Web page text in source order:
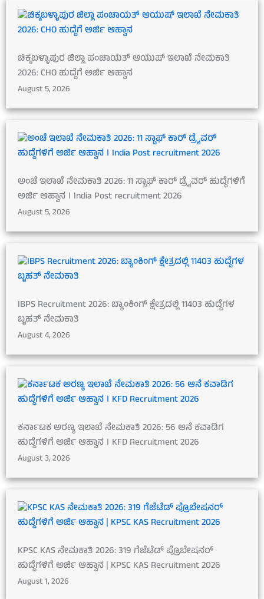
ಚಿಕ್ಕಬಳ್ಳಾಪುರ ಜಿಲ್ಲಾ ಪಂಚಾಯತ್ ಆಯುಷ್ ಇಲಾಖೆ ನೇಮಕಾತಿ
2026: CHO ಹುದ್ದೆಗೆ ಅರ್ಜಿ ಆಹ್ವಾನ
August 5, 2026
ಅಂಚೆ ಇಲಾಖೆ ನೇಮಕಾತಿ 2026: 11 ಸ್ಟಾಫ್ ಕಾರ್ ಡ್ರೈವರ್ ಹುದ್ದೆಗಳಿಗೆ
ಅರ್ಜಿ ಆಹ್ವಾನ । India Post recruitment 2026
August 5, 2026
IBPS Recruitment 2026: ಬ್ಯಾಂಕಿಂಗ್ ಕ್ಷೇತ್ರದಲ್ಲಿ 11403 ಹುದ್ದೆಗಳ
ಬೃಹತ್ ನೇಮಕಾತಿ
August 4, 2026
ಕರ್ನಾಟಕ ಅರಣ್ಯ ಇಲಾಖೆ ನೇಮಕಾತಿ 2026: 56 ಆನೆ ಕವಾಡಿಗ
ಹುದ್ದೆಗಳಿಗೆ ಅರ್ಜಿ ಆಹ್ವಾನ । KFD Recruitment 2026
August 3, 2026
KPSC KAS ನೇಮಕಾತಿ 2026: 319 ಗೆಜೆಟೆಡ್ ಪ್ರೊಬೇಷನರ್
ಹುದ್ದೆಗಳಿಗೆ ಅರ್ಜಿ ಆಹ್ವಾನ | KPSC KAS Recruitment 2026
August 1, 2026